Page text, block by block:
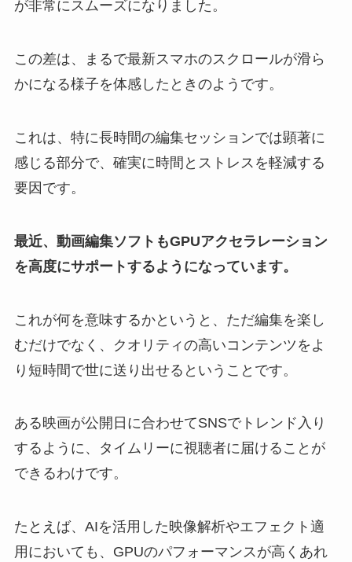
が非常にスムーズになりました。
この差は、まるで最新スマホのスクロールが滑ら
かになる様子を体感したときのようです。
これは、特に長時間の編集セッションでは顕著に
感じる部分で、確実に時間とストレスを軽減する
要因です。
最近、動画編集ソフトもGPUアクセラレーション
を高度にサポートするようになっています。
これが何を意味するかというと、ただ編集を楽し
むだけでなく、クオリティの高いコンテンツをよ
り短時間で世に送り出せるということです。
ある映画が公開日に合わせてSNSでトレンド入り
するように、タイムリーに視聴者に届けることが
できるわけです。
たとえば、AIを活用した映像解析やエフェクト適
用においても、GPUのパフォーマンスが高くあれ